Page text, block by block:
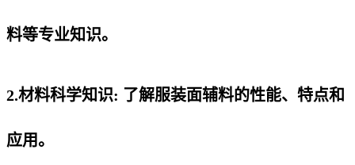
料等专业知识。
2.材料科学知识: 了解服装面辅料的性能、特点和
应用。